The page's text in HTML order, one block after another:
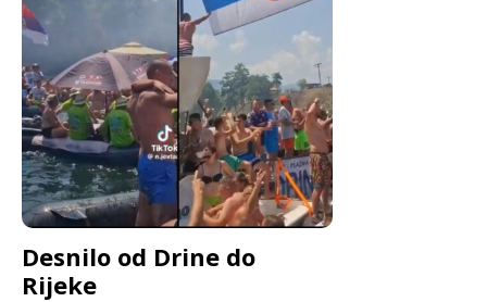
Desnilo od Drine do
Rijeke